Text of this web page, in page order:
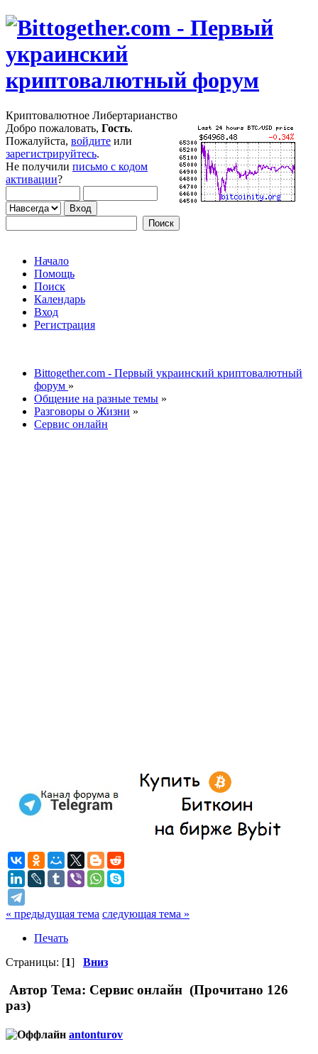
Криптовалютное Либертарианство
Добро пожаловать, Гость.
Пожалуйста, войдите или
зарегистрируйтесь.
Не получили письмо с кодом
активации?
Начало
Помощь
Поиск
Календарь
Вход
Регистрация
Bittogether.com - Первый украинский криптовалютный
форум »
Общение на разные темы »
Разговоры о Жизни »
Сервис онлайн
« предыдущая тема следующая тема »
Печать
Страницы: [1] Вниз
Автор Тема: Сервис онлайн (Прочитано 126
раз)
antonturov